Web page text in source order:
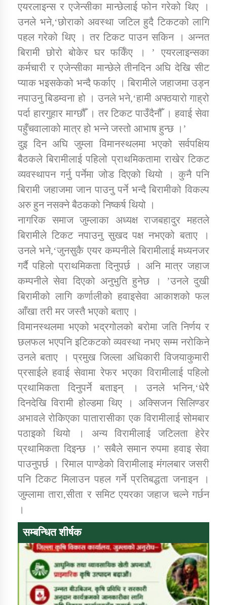
कर्णाली प्राविधि शिक्षालय जुम्लाको सुचना
तातोपानी गाउँपालिकाको न्यायिक समिति सम्बन्धी सन्देश
तातोपानी गाउँपालिका जुम्लाको महिला तथा लैङ्गिक हिंसा
सम्बन्धी सूचना सन्देश
तातोपानी गाउँपालिका जुम्लाको महिनावारी सम्बन्धिकाे
सन्देश
तातोपानी गाउँपालिका जुम्लाको बालविवाह सन्देश
तातोपानी गाउँपालिका जुम्लाको सूचना
तातोपानी गाउँपालिका जुम्लाको सूचना
एयरलाइन्स र एजेन्सीका मान्छेलाई फोन गरेको थिए ।
उनले भने,‘छोराको अवस्था जटिल हुदै टिकटको लागि
पहल गरेको थिए । तर टिकट पाउन सकिन । अन्नत
बिरामी छोरो बोकेर घर फर्किँए । ’ एयरलाइन्सका
कर्मचारी र एजेन्सीका मान्छेले तीनदिन अघि देखि सीट
प्याक भइसकेको भन्दै फर्काए । बिरामीले जहाजमा उड्न
नपाउनु बिडम्वना हो । उनले भने,‘हामी अफ्ठयारो गाह्रो
पर्दा हारगुहार माग्छौँ । तर टिकट पाउँदैनौँ । हवाई सेवा
पहुँचवालाको मात्र हो भन्ने जस्तो आभाष हुन्छ ।’
दुइ दिन अघि जुम्ला विमानस्थलमा भएको सर्वपक्षिय
बैठकले बिरामीलाई पहिलो प्राथमिकतामा राखेर टिकट
व्यवस्थापन गर्नु पर्नेमा जोड दिएको थियो । कुनै पनि
बिरामी जहाजमा जान पाउनु पर्ने भन्दै बिरामीको विकल्प
अरु हुन नसक्ने बैठकको निष्कर्ष थियो ।
नागरिक समाज जुम्लाका अध्यक्ष राजबहादुर महतले
बिरामीले टिकट नपाउनु सुखद पक्ष नभएको बताए ।
उनले भने,‘जुनसुकै एयर कम्पनीले बिरामीलाई मध्यनजर
गर्दै पहिलो प्राथमिकता दिनुपर्छ । अनि मात्र जहाज
कम्पनीले सेवा दिएको अनुभुति हुनेछ । ’उनले दुखी
बिरामीको लागि कर्णालीको हवाइसेवा आकाशको फल
आँखा तरी मर जस्तै भएको बताए ।
विमानस्थलमा भएको भद्रगोलको बरोमा जति निर्णय र
छलफल भएपनि इटिकटको व्यवस्था नभए सम्म नरोकिने
उनले बताए । प्रमुख जिल्ला अधिकारी विजयाकुमारी
प्रसाईले हवाई सेवामा रेफर भएका विरामीलाई पहिलो
प्रथामिकता दिनुपर्ने बताइन् । उनले भनिन,‘धेरै
दिनदेखि विरामी होल्डमा थिए । अक्सिजन सिलिण्डर
अभावले रोकिएका पातारासीका एक विरामीलाई सोमबार
पठाइको थियो । अन्य विरामीलाई जटिलता हेरेर
प्रथामिकता दिइन्छ ।’ सबैले समान रुपमा हवाइ सेवा
पाउनुपर्छ । रिमाल पाण्डेको विरामीलाइ मंगलबार जसरी
पनि टिकट मिलाउन पहल गर्ने प्रतिबद्धता जनाइन ।
जुम्लामा तारा,सीता र समिट एयरका जहाज चल्ने गर्छन
।
सम्बन्धित शीर्षक